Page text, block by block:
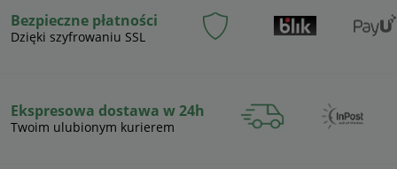
Bezpieczne płatności
Dzięki szyfrowaniu SSL
Ekspresowa dostawa w 24h
Twoim ulubionym kurierem